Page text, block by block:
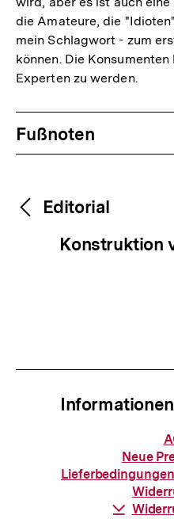
die Amateure, die
mein Schlagwort - zum
können. Die
Experten zu werden.
Fussnoten
Fußnoten
Inhaltsnavigation
Editorial
Konstruktion
Neue